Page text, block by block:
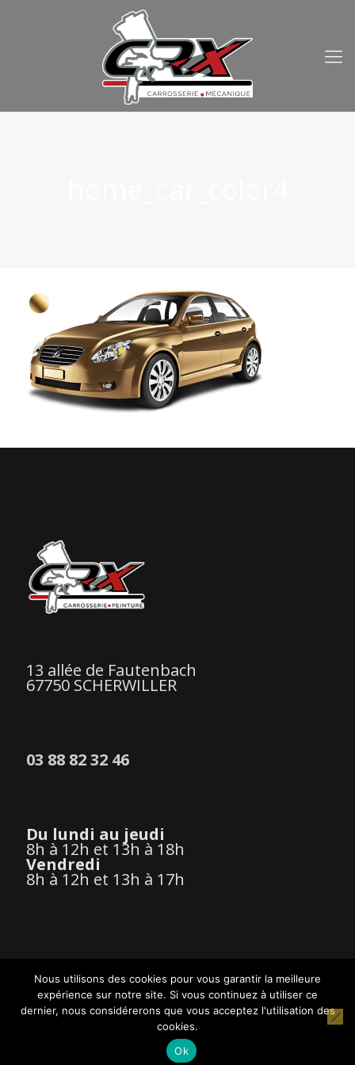
13 allée de Fautenbach
67750 SCHERWILLER
03 88 82 32 46
Du lundi au jeudi
8h à 12h et 13h à 18h
Vendredi
8h à 12h et 13h à 17h
Mentions légales
Médiation de la consommation
bee concept
Nous utilisons des cookies pour vous garantir la meilleure
expérience sur notre site. Si vous continuez à utiliser ce
dernier, nous considérerons que vous acceptez l'utilisation des
cookies.
Ok